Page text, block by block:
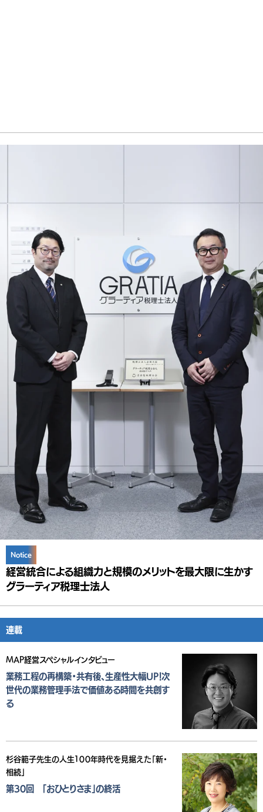
Notice
経営統合による組織力と規模のメリットを最大限に生かす
グラーティア税理士法人
連載
MAP経営スペシャルインタビュー
業務工程の再構築・共有後、生産性大幅UP！次
世代の業務管理手法で価値ある時間を共創す
る
杉谷範子先生の人生１００年時代を見据えた「新・
相続」
第30回 「おひとりさま」の終活